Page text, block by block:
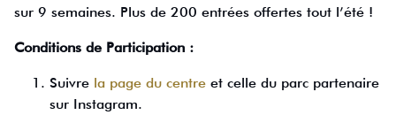
sur 9 semaines. Plus de 200 entrées offertes tout l’été !
Conditions de Participation :
Suivre la page du centre et celle du parc partenaire
sur Instagram.